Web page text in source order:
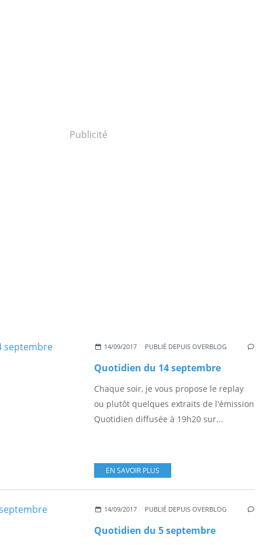
Publicité
14/09/2017 PUBLIÉ DEPUIS OVERBLOG
Quotidien du 14 septembre
Chaque soir, je vous propose le replay
ou plutôt quelques extraits de l'émission
Quotidien diffusée à 19h20 sur...
EN SAVOIR PLUS
14/09/2017 PUBLIÉ DEPUIS OVERBLOG
Quotidien du 5 septembre